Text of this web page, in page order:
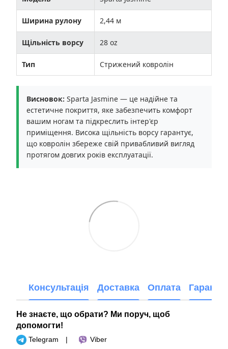
Ширина рулону 2,44 м
Щільність ворсу 28 oz
Тип Стрижений ковролін
Висновок: Sparta Jasmine — це надійне та
естетичне покриття, яке забезпечить комфорт
вашим ногам та підкреслить інтер'єр
приміщення. Висока щільність ворсу гарантує,
що ковролін збереже свій привабливий вигляд
протягом довгих років експлуатації.
Консультація Доставка Оплата Гарантія
Не знаєте, що обрати? Ми поруч, щоб
допомогти!
Telegram |
Viber